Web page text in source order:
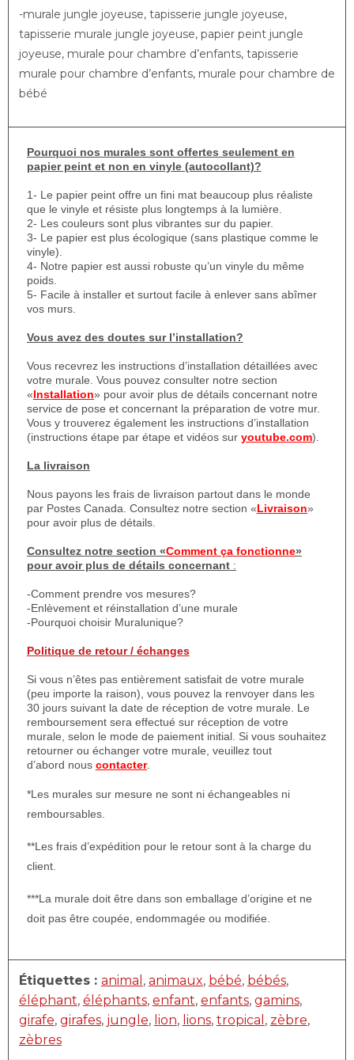
-murale jungle joyeuse, tapisserie jungle joyeuse,
tapisserie murale jungle joyeuse, papier peint jungle
joyeuse, murale pour chambre d’enfants, tapisserie
murale pour chambre d’enfants, murale pour chambre de
bébé
Pourquoi nos murales sont offertes seulement en
papier peint et non en vinyle (autocollant)?
1- Le papier peint offre un fini mat beaucoup plus réaliste
que le vinyle et résiste plus longtemps à la lumière.
2- Les couleurs sont plus vibrantes sur du papier.
3- Le papier est plus écologique (sans plastique comme le
vinyle).
4- Notre papier est aussi robuste qu’un vinyle du même
poids.
5- Facile à installer et surtout facile à enlever sans abîmer
vos murs.
Vous avez des doutes sur l’installation?
Vous recevrez les instructions d’installation détaillées avec
votre murale. Vous pouvez consulter notre section
«Installation» pour avoir plus de détails concernant notre
service de pose et concernant la préparation de votre mur.
Vous y trouverez également les instructions d’installation
(instructions étape par étape et vidéos sur youtube.com).
La livraison
Nous payons les frais de livraison partout dans le monde
par Postes Canada. Consultez notre section «Livraison»
pour avoir plus de détails.
Consultez notre section «Comment ça fonctionne»
pour avoir plus de détails concernant:
-Comment prendre vos mesures?
-Enlèvement et réinstallation d’une murale
-Pourquoi choisir Muralunique?
Politique de retour / échanges
Si vous n’êtes pas entièrement satisfait de votre murale
(peu importe la raison), vous pouvez la renvoyer dans les
30 jours suivant la date de réception de votre murale. Le
remboursement sera effectué sur réception de votre
murale, selon le mode de paiement initial. Si vous souhaitez
retourner ou échanger votre murale, veuillez tout
d’abord nous contacter.
*Les murales sur mesure ne sont ni échangeables ni
remboursables.
**Les frais d’expédition pour le retour sont à la charge du
client.
***La murale doit être dans son emballage d’origine et ne
doit pas être coupée, endommagée ou modifiée.
Étiquettes : animal , animaux, bébé, bébés,
éléphant, éléphants, enfant, enfants, gamins,
girafe, girafes, jungle, lion, lions, tropical , zèbre,
zèbres